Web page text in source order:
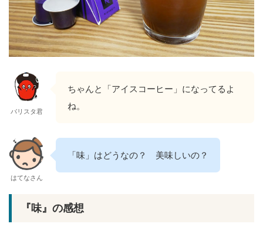
バリスタ君
ちゃんと「アイスコーヒー」になってるよ
ね。
はてなさん
「味」はどうなの？ 美味しいの？
『味』の感想